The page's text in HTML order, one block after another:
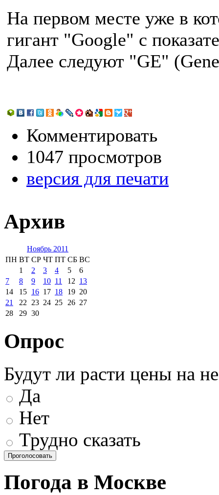
На первом месте уже в
гигант "Google" с
Далее следуют "GE"
Комментировать
1047 просмотров
версия для печати
Архив
Ноябрь 2011
ПН ВТ СР ЧТ ПТ СБ ВС
1
2 3 4 5
6
7
8 9 10 11 12 13
14
15 16 17 18 19 20
21
22 23 24 25 26 27
28
29 30
Опрос
Будут ли расти цены на
Да
Нет
Трудно сказать
Погода в Москве